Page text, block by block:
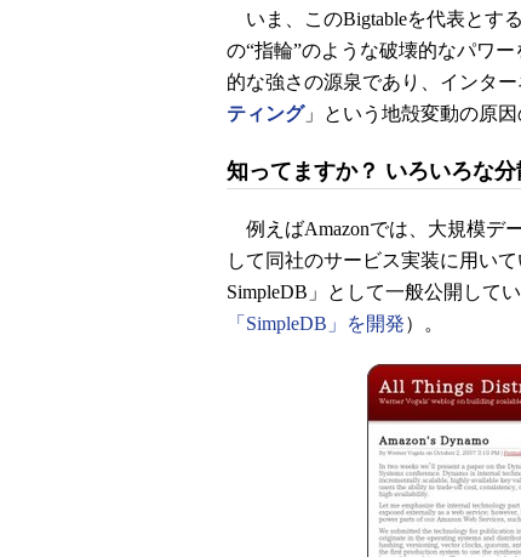
いま、このBigtableを代表とす
の“指輪”のような破壊的なパワ
的な強さの源泉であり、インタ
ティング」という地殻変動の原因
知ってますか？ いろいろな
例えばAmazonでは、大規模デ
して同社のサービス実装に用い
SimpleDB」として一般公開して
「SimpleDB」を開発）。